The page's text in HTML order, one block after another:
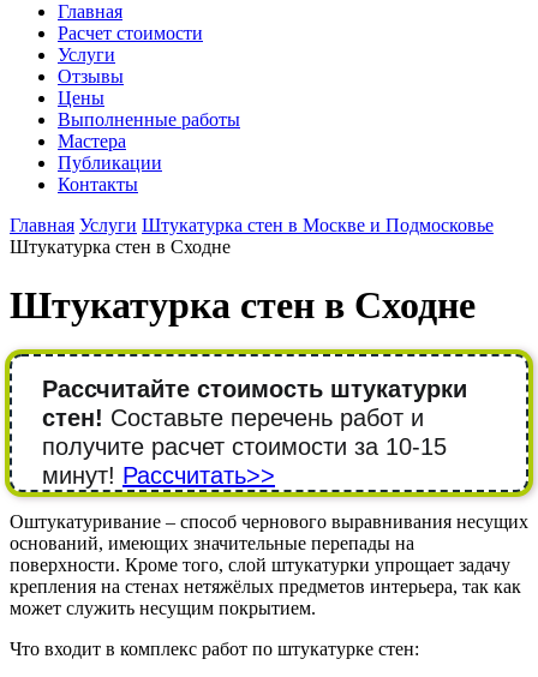
Главная
Расчет стоимости
Услуги
Отзывы
Цены
Выполненные работы
Мастера
Публикации
Контакты
Главная Услуги Штукатурка стен в Москве и Подмосковье
Штукатурка стен в Сходне
Штукатурка стен в Сходне
Рассчитайте стоимость штукатурки
стен! Составьте перечень работ и
получите расчет стоимости за 10-15
минут! Рассчитать>>
Оштукатуривание – способ чернового выравнивания несущих
оснований, имеющих значительные перепады на
поверхности. Кроме того, слой штукатурки упрощает задачу
крепления на стенах нетяжёлых предметов интерьера, так как
может служить несущим покрытием.
Что входит в комплекс работ по штукатурке стен: